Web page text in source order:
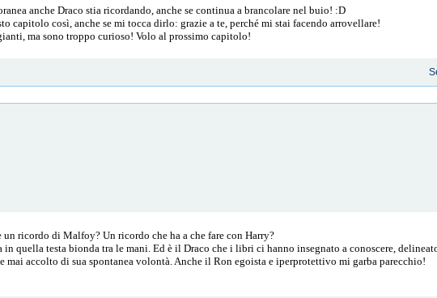
anche Draco stia ricordando, anche se continua a brancolare nel buio! :D
capitolo così, anche se mi tocca dirlo: grazie a te, perché mi stai facendo arrovellare!
ma sono troppo curioso! Volo al prossimo capitolo!
ricordo di Malfoy? Un ricordo che ha a che fare con Harry?
quella testa bionda tra le mani. Ed è il Draco che i libri ci hanno insegnato a conoscere,
mai accolto di sua spontanea volontà. Anche il Ron egoista e iperprotettivo mi garba parecchio!